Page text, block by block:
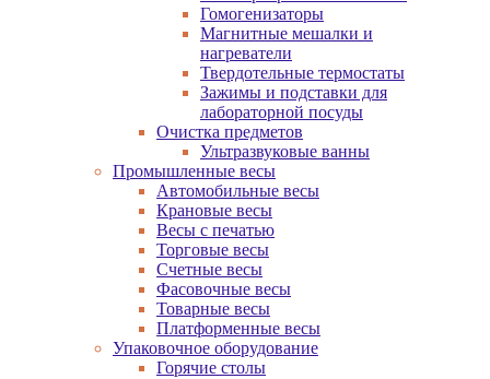
Гомогенизаторы
Магнитные мешалки и
нагреватели
Твердотельные термостаты
Зажимы и подставки для
лабораторной посуды
Очистка предметов
Ультразвуковые ванны
Промышленные весы
Автомобильные весы
Крановые весы
Весы с печатью
Торговые весы
Счетные весы
Фасовочные весы
Товарные весы
Платформенные весы
Упаковочное оборудование
Горячие столы